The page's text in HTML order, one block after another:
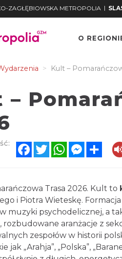
ZAGŁĘBIOWSKA METROPOLIA |
O
Kult –
–
FacebookTwitterWhatsApp
Trasa 2026. Kult to
i Piotra Wieteskę.
muzyki psychodelicznej, a
rozbudowane aranżacje z
zespołów w historii
jak „Arahja”, „Polska”,